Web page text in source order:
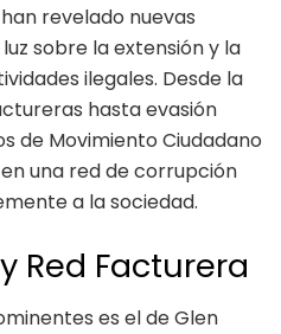
revelado nuevas
sobre la extensión y la
ilegales. Desde la
hasta evasión
de Movimiento Ciudadano
una red de corrupción
a la sociedad.
Red Facturera
es el de Glen